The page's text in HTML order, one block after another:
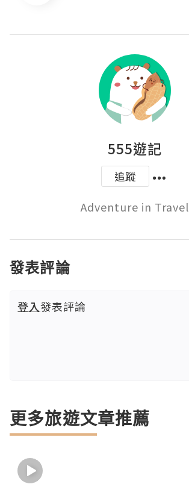
555遊記
追蹤
Adventure in Travel
發表評論
登入發表評論
更多旅遊文章推薦